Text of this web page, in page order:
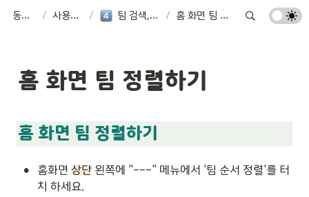
동네축구 / 사용가이드 / 팀 검색,생성,초대 / 홈 화면 팀 정렬하기
홈 화면 팀 정렬하기
홈 화면 팀 정렬하기
• 홈화면 상단 왼쪽에 "---" 메뉴에서 '팀 순서 정렬'를 터
치 하세요.